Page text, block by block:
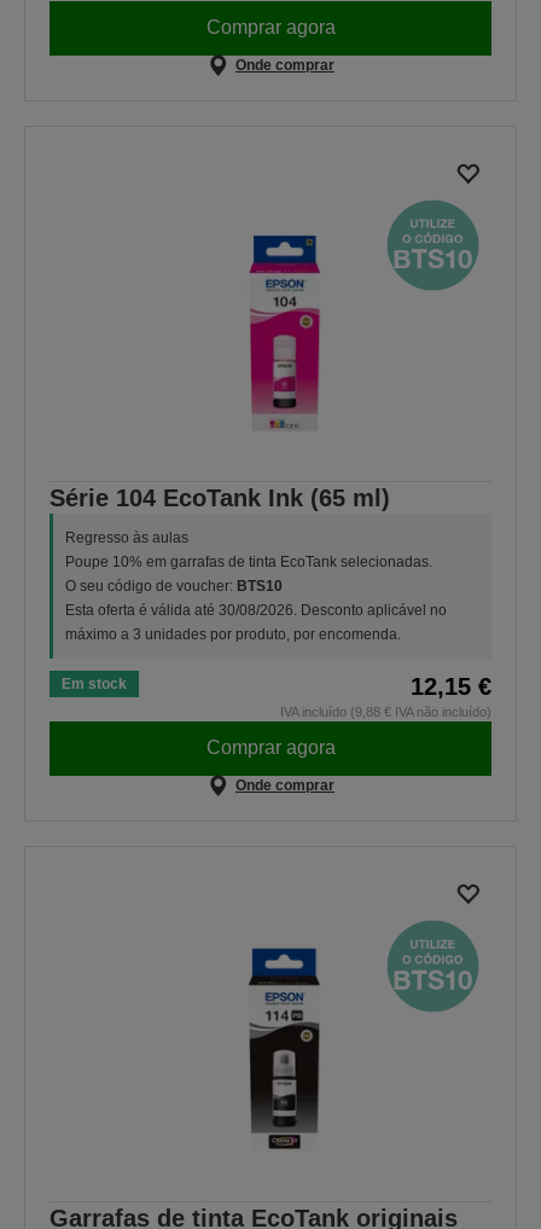
Comprar agora
Onde comprar
Série 104 EcoTank Ink (65 ml)
Regresso às aulas
Poupe 10% em garrafas de tinta EcoTank selecionadas.
O seu código de voucher: BTS10
Esta oferta é válida até 30/08/2026. Desconto aplicável no
máximo a 3 unidades por produto, por encomenda.
Em stock 12,15 €
IVA incluído (9,88 € IVA não incluído)
Comprar agora
Onde comprar
Garrafas de tinta EcoTank originais